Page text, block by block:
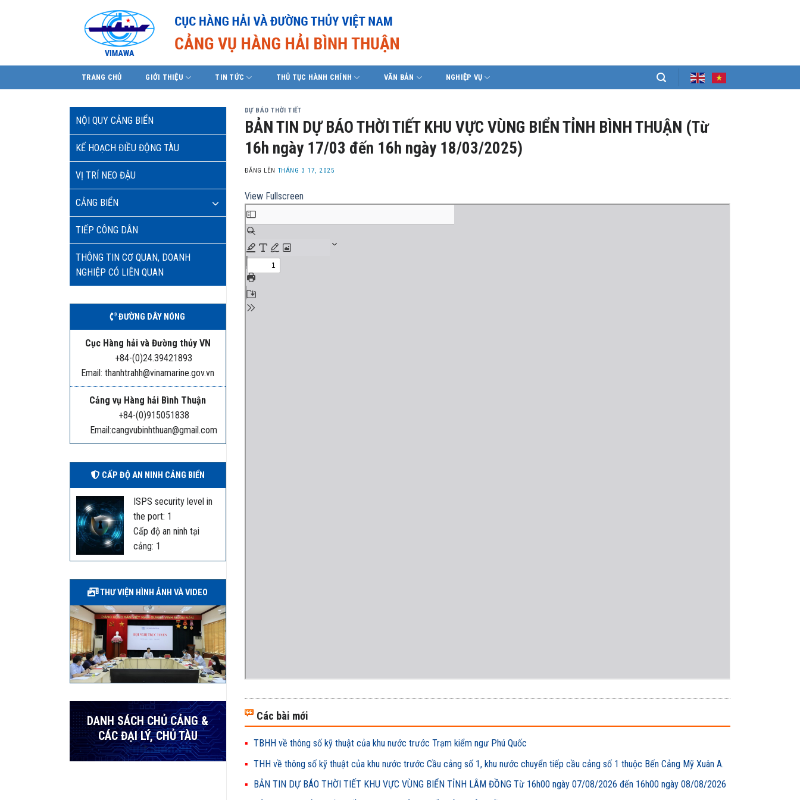
TRANG CHỦ GIỚI THIỆU TIN TỨC THỦ TỤC HÀNH CHÍNH VĂN BẢN NGHIỆP VỤ
NỘI QUY CẢNG BIỂN
KẾ HOẠCH ĐIỀU ĐỘNG TÀU
VỊ TRÍ NEO ĐẬU
CẢNG BIỂN
TIẾP CÔNG DÂN
THÔNG TIN CƠ QUAN, DOANH
NGHIỆP CÓ LIÊN QUAN
ĐƯỜNG DÂY NÓNG
Cục Hàng hải và Đường thủy VN
+84-(0)24.39421893
Email: thanhtrahh@vinamarine.gov.vn
Cảng vụ Hàng hải Bình Thuận
+84-(0)915051838
Email:cangvubinhthuan@gmail.com
CẤP ĐỘ AN NINH CẢNG BIỂN
ISPS security level in
the port: 1
Cấp độ an ninh tại
cảng: 1
THƯ VIỆN HÌNH ẢNH VÀ VIDEO
DANH SÁCH CHỦ CẢNG &
CÁC ĐẠI LÝ, CHỦ TÀU
DỰ BÁO THỜI TIẾT
BẢN TIN DỰ BÁO THỜI TIẾT KHU VỰC VÙNG BIỂN TỈNH BÌNH THUẬN (Từ
16h ngày 17/03 đến 16h ngày 18/03/2025)
ĐĂNG LÊN THÁNG 3 17, 2025
View Fullscreen
Các bài mới
TBHH về thông số kỹ thuật của khu nước trước Trạm kiểm ngư Phú Quốc
THH về thông số kỹ thuật của khu nước trước Cầu cảng số 1, khu nước chuyển tiếp cầu cảng số 1 thuộc Bến Cảng Mỹ Xuân A.
BẢN TIN DỰ BÁO THỜI TIẾT KHU VỰC VÙNG BIỂN TỈNH LÂM ĐỒNG Từ 16h00 ngày 07/08/2026 đến 16h00 ngày 08/08/2026